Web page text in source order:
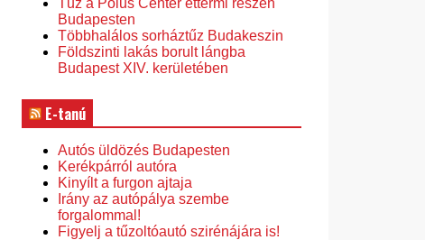
Budapesten
Többhalálos sorháztűz Budakeszin
Földszinti lakás borult lángba
Budapest XIV. kerületében
E-tanú
Autós üldözés Budapesten
Kerékpárról autóra
Kinyílt a furgon ajtaja
Irány az autópálya szembe
forgalommal!
Figyelj a tűzoltóautó szirénájára is!